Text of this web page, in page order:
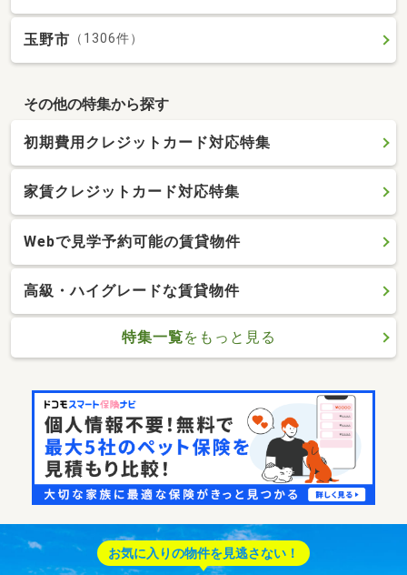
玉野市 （1306件）
その他の特集から探す
初期費用クレジットカード対応特集
家賃クレジットカード対応特集
Webで見学予約可能の賃貸物件
高級・ハイグレードな賃貸物件
特集一覧をもっと見る
お気に入りの物件を見逃さない！